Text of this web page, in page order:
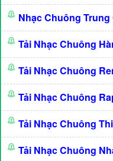
Nhạc Chuông Trung
Tải Nhạc Chuông
Tải Nhạc Chuông
Tải Nhạc Chuông
Tải Nhạc Chuông
Tải Nhạc Chuông